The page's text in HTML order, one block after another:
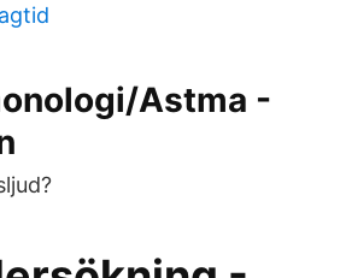
Astma -